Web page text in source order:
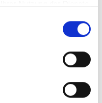
Valpolicella Giare
55% - 0,70 l